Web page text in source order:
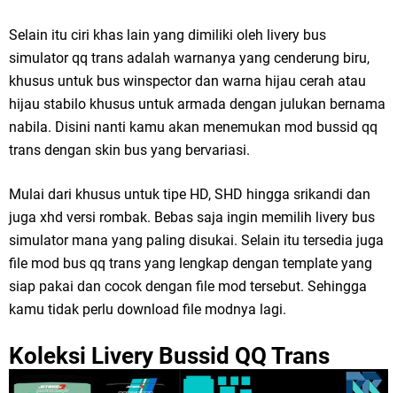
Selain itu ciri khas lain yang dimiliki oleh livery bus
simulator qq trans adalah warnanya yang cenderung biru,
khusus untuk bus winspector dan warna hijau cerah atau
hijau stabilo khusus untuk armada dengan julukan bernama
nabila. Disini nanti kamu akan menemukan mod bussid qq
trans dengan skin bus yang bervariasi.
Mulai dari khusus untuk tipe HD, SHD hingga srikandi dan
juga xhd versi rombak. Bebas saja ingin memilih livery bus
simulator mana yang paling disukai. Selain itu tersedia juga
file mod bus qq trans yang lengkap dengan template yang
siap pakai dan cocok dengan file mod tersebut. Sehingga
kamu tidak perlu download file modnya lagi.
Koleksi Livery Bussid QQ Trans